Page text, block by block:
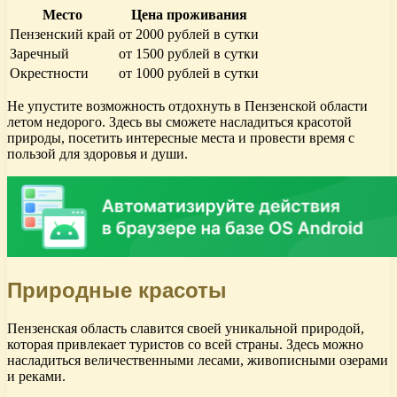
Место
Цена проживания
Пензенский край от 2000 рублей в сутки
Заречный
от 1500 рублей в сутки
Окрестности
от 1000 рублей в сутки
Не упустите возможность отдохнуть в Пензенской области
летом недорого. Здесь вы сможете насладиться красотой
природы, посетить интересные места и провести время с
пользой для здоровья и души.
Природные красоты
Пензенская область славится своей уникальной природой,
которая привлекает туристов со всей страны. Здесь можно
насладиться величественными лесами, живописными озерами
и реками.